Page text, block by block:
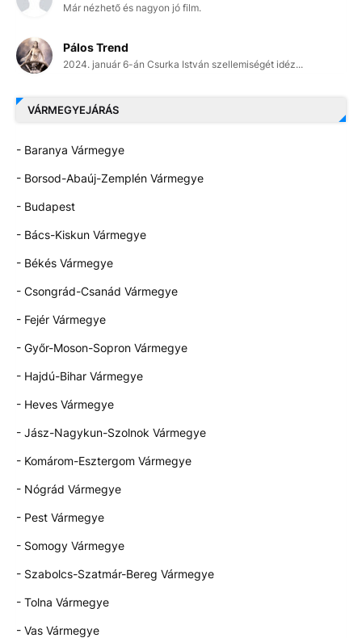
Már nézhető és nagyon jó film.
Pálos Trend
2024. január 6-án Csurka István szellemiségét idéz...
VÁRMEGYEJÁRÁS
- Baranya Vármegye
- Borsod-Abaúj-Zemplén Vármegye
- Budapest
- Bács-Kiskun Vármegye
- Békés Vármegye
- Csongrád-Csanád Vármegye
- Fejér Vármegye
- Győr-Moson-Sopron Vármegye
- Hajdú-Bihar Vármegye
- Heves Vármegye
- Jász-Nagykun-Szolnok Vármegye
- Komárom-Esztergom Vármegye
- Nógrád Vármegye
- Pest Vármegye
- Somogy Vármegye
- Szabolcs-Szatmár-Bereg Vármegye
- Tolna Vármegye
- Vas Vármegye